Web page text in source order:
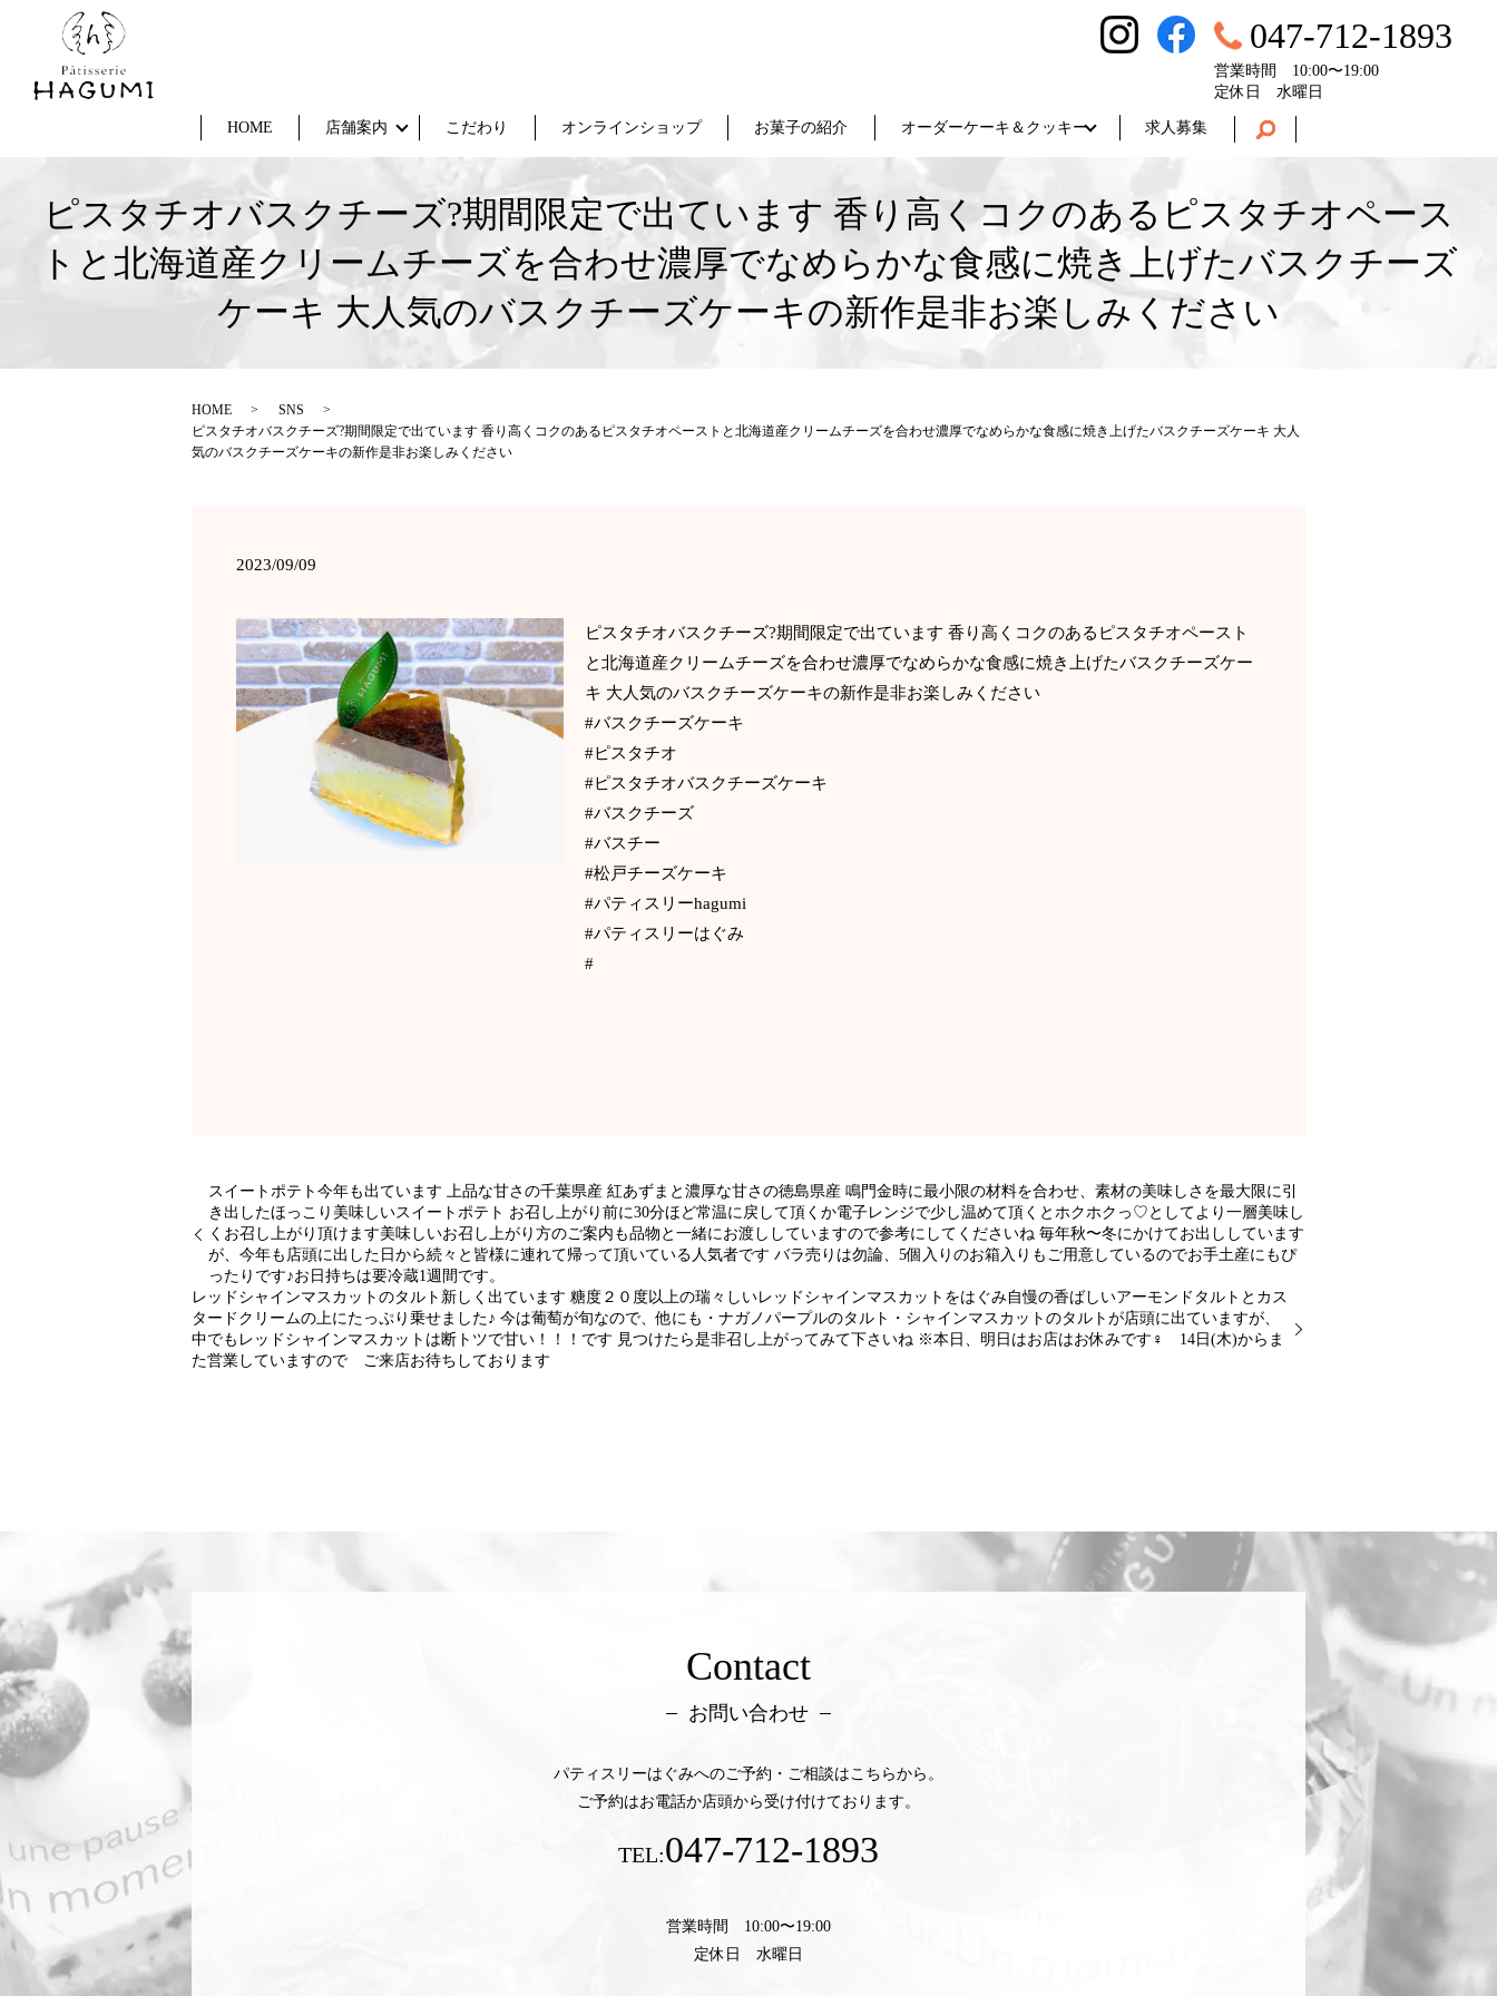
HOME 店舗案内 こだわり オンラインショップ お菓子の紹介 オーダーケーキ＆クッキー 求人募集
047-712-1893
営業時間 10:00〜19:00
定休日 水曜日
ピスタチオバスクチーズ?期間限定で出ています 香り高くコクのあるピスタチオペース
トと北海道産クリームチーズを合わせ濃厚でなめらかな食感に焼き上げたバスクチーズ
ケーキ 大人気のバスクチーズケーキの新作是非お楽しみください
HOME
SNS
ピスタチオバスクチーズ?期間限定で出ています 香り高くコクのあるピスタチオペーストと北海道産クリームチーズを合わせ濃厚でなめらかな食感に焼き上げたバスクチーズケーキ 大人
気のバスクチーズケーキの新作是非お楽しみください
2023/09/09
ピスタチオバスクチーズ?期間限定で出ています 香り高くコクのあるピスタチオペースト
と北海道産クリームチーズを合わせ濃厚でなめらかな食感に焼き上げたバスクチーズケー
キ 大人気のバスクチーズケーキの新作是非お楽しみください
#バスクチーズケーキ
#ピスタチオ
#ピスタチオバスクチーズケーキ
#バスクチーズ
#バスチー
#松戸チーズケーキ
#パティスリーhagumi
#パティスリーはぐみ
#
スイートポテト今年も出ています 上品な甘さの千葉県産 紅あずまと濃厚な甘さの徳島県産 鳴門金時に最小限の材料を合わせ、素材の美味しさを最大限に引
き出したほっこり美味しいスイートポテト お召し上がり前に30分ほど常温に戻して頂くか電子レンジで少し温めて頂くとホクホクっ♡としてより一層美味し
くお召し上がり頂けます美味しいお召し上がり方のご案内も品物と一緒にお渡ししていますので参考にしてくださいね 毎年秋〜冬にかけてお出ししています
が、今年も店頭に出した日から続々と皆様に連れて帰って頂いている人気者です バラ売りは勿論、5個入りのお箱入りもご用意しているのでお手土産にもぴ
ったりです♪お日持ちは要冷蔵1週間です。
レッドシャインマスカットのタルト新しく出ています 糖度２０度以上の瑞々しいレッドシャインマスカットをはぐみ自慢の香ばしいアーモンドタルトとカス
タードクリームの上にたっぷり乗せました♪ 今は葡萄が旬なので、他にも・ナガノパープルのタルト・シャインマスカットのタルトが店頭に出ていますが、
中でもレッドシャインマスカットは断トツで甘い！！！です 見つけたら是非召し上がってみて下さいね ※本日、明日はお店はお休みです‍♀️ 14日(木)からま
た営業していますので ご来店お待ちしております
Contact
お問い合わせ
パティスリーはぐみへのご予約・ご相談はこちらから。
ご予約はお電話か店頭から受け付けております。
TEL:047-712-1893
営業時間 10:00〜19:00
定休日 水曜日